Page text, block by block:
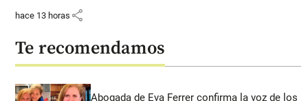
hace 13 horas share
Te recomendamos
Abogada de Eva Ferrer confirma la voz de los